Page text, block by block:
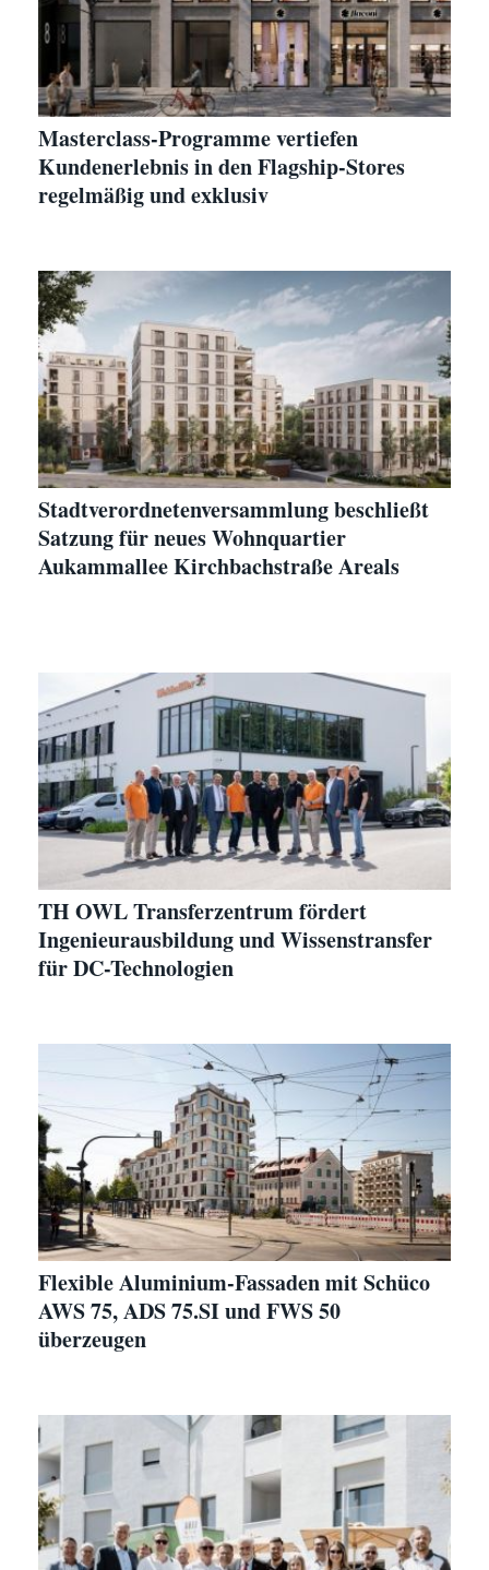
Masterclass-Programme vertiefen
Kundenerlebnis in den Flagship-Stores
regelmäßig und exklusiv
Stadtverordnetenversammlung beschließt
Satzung für neues Wohnquartier
Aukammallee Kirchbachstraße Areals
TH OWL Transferzentrum fördert
Ingenieurausbildung und Wissenstransfer
für DC-Technologien
Flexible Aluminium-Fassaden mit Schüco
AWS 75, ADS 75.SI und FWS 50
überzeugen